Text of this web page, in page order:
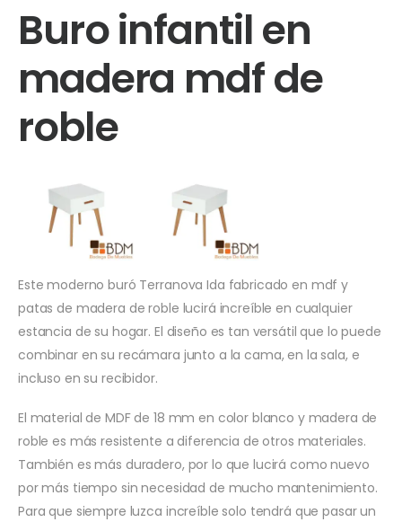
Buro infantil en
madera mdf de
roble
Este moderno buró Terranova Ida fabricado en mdf y
patas de madera de roble lucirá increíble en cualquier
estancia de su hogar. El diseño es tan versátil que lo puede
combinar en su recámara junto a la cama, en la sala, e
incluso en su recibidor.
El material de MDF de 18 mm en color blanco y madera de
roble es más resistente a diferencia de otros materiales.
También es más duradero, por lo que lucirá como nuevo
por más tiempo sin necesidad de mucho mantenimiento.
Para que siempre luzca increíble solo tendrá que pasar un